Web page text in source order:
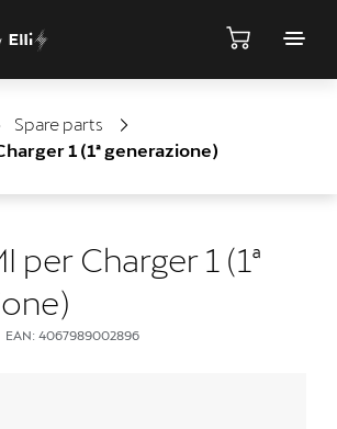
Spare parts
1 (1ª generazione)
per Charger 1 (1ª
EAN: 4067989002896